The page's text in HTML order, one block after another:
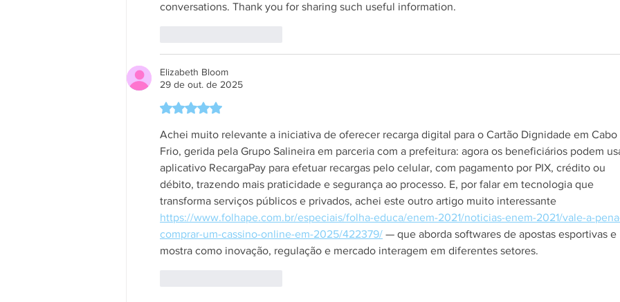
conversations. Thank you for sharing such useful information.
Elizabeth Bloom
29 de out. de 2025
Avaliado com 5 de 5 estrelas.
Achei muito relevante a iniciativa de oferecer recarga digital para o Cartão Dignidade em Cabo
Frio, gerida pela Grupo Salineira em parceria com a prefeitura: agora os beneficiários podem
aplicativo RecargaPay para efetuar recargas pelo celular, com pagamento por PIX, crédito ou
débito, trazendo mais praticidade e segurança ao processo. E, por falar em tecnologia que
transforma serviços públicos e privados, achei este outro artigo muito interessante
https://www.folhape.com.br/especiais/folha-educa/enem-2021/noticias-enem-2021/vale-a-
comprar-um-cassino-online-em-2025/422379/ — que aborda softwares de apostas esportivas e
mostra como inovação, regulação e mercado interagem em diferentes setores.